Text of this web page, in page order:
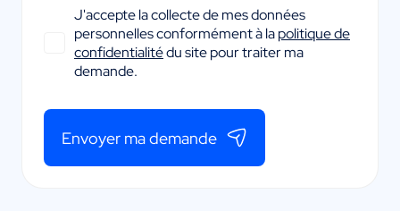
J'accepte la collecte de mes données
personnelles conformément à lapolitique de
confidentialitédu site pour traiter ma
demande.
Envoyer ma demande